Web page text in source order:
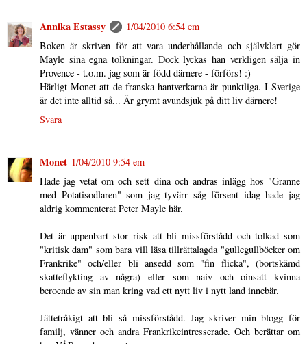
Annika Estassy
1/04/2010 6:54 em
Boken är skriven för att vara underhållande och självklart gör
Mayle sina egna tolkningar. Dock lyckas han verkligen sälja in
Provence - t.o.m. jag som är född därnere - förförs! :)
Härligt Monet att de franska hantverkarna är punktliga. I Sverige
är det inte alltid så... Är grymt avundsjuk på ditt liv därnere!
Svara
Monet 1/04/2010 9:54 em
Hade jag vetat om och sett dina och andras inlägg hos "Granne
med Potatisodlaren" som jag tyvärr såg försent idag hade jag
aldrig kommenterat Peter Mayle här.
Det är uppenbart stor risk att bli missförstådd och tolkad som
"kritisk dam" som bara vill läsa tillrättalagda "gullegullböcker om
Frankrike" och/eller bli ansedd som "fin flicka", (bortskämd
skatteflykting av några) eller som naiv och oinsatt kvinna
beroende av sin man kring vad ett nytt liv i nytt land innebär.
Jättetråkigt att bli så missförstådd. Jag skriver min blogg för
familj, vänner och andra Frankrikeintresserade. Och berättar om